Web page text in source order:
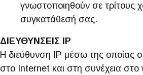
γνωστοποιηθούν σε τρίτους
συγκατάθεσή σας.
ΔΙΕΥΘΥΝΣΕΙΣ IP
H διεύθυνση IP μέσω της οποίας
στο Internet και στη συνέχεια στο